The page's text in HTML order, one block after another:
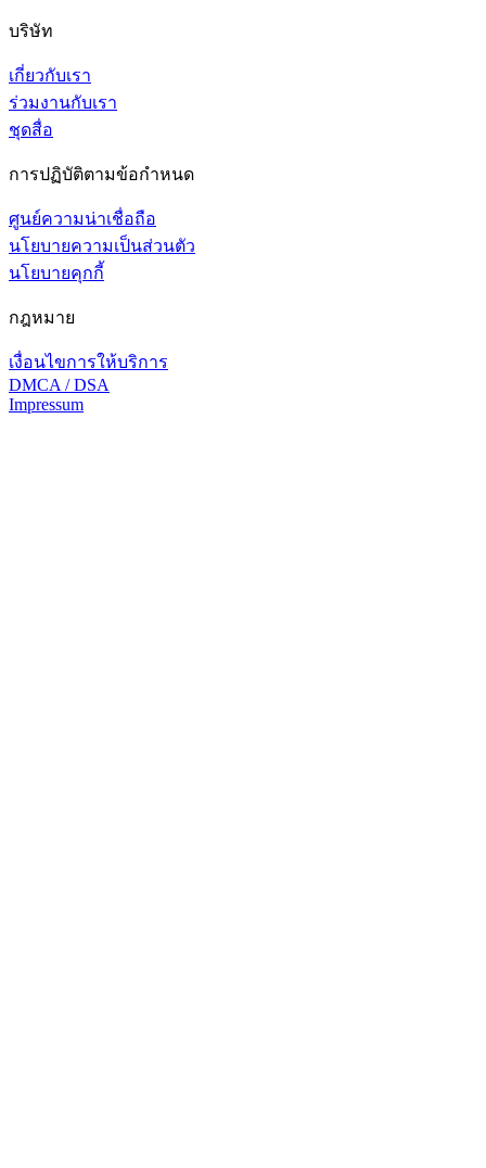
บริษัท
เกี่ยวกับเรา
ร่วมงานกับเรา
ชุดสื่อ
การปฏิบัติตามข้อกำหนด
ศูนย์ความน่าเชื่อถือ
นโยบายความเป็นส่วนตัว
นโยบายคุกกี้
กฎหมาย
เงื่อนไขการให้บริการ
DMCA / DSA
Impressum